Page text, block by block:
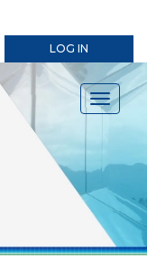
LOG IN
Toggle